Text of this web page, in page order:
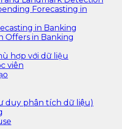
Forecasting in
in Banking
Offers in Banking
hợp với dữ liệu
viên
duy phân tích dữ liệu)